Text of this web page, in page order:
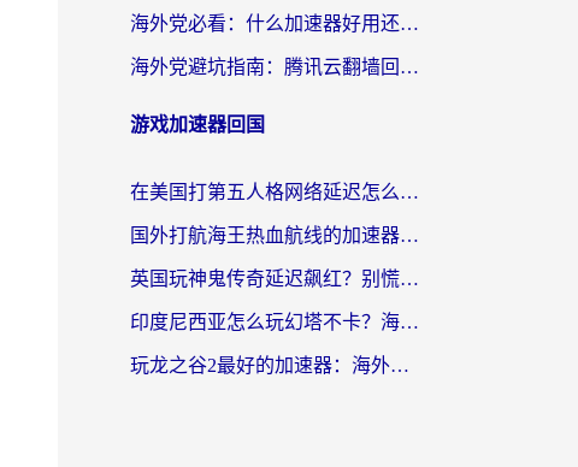
海外党必看：什么加速器好用还免费？2026实测回国加速全攻略
海外党避坑指南：腾讯云翻墙回国真的好用吗？选对加速器才能无缝刷国内资源
游戏加速器回国
在美国打第五人格网络延迟怎么办？2026海外玩家亲测有效指南
国外打航海王热血航线的加速器有哪些好用？2026海外玩家亲测实用指南
英国玩神鬼传奇延迟飙红？别慌，这篇指南教你选对加速器，流畅征战国服
印度尼西亚怎么玩幻塔不卡？海外党亲测有效的国服游戏加速指南
玩龙之谷2最好的加速器：海外党不卡顿的终极攻略（附战舰世界、帕斯卡契约优化技巧）